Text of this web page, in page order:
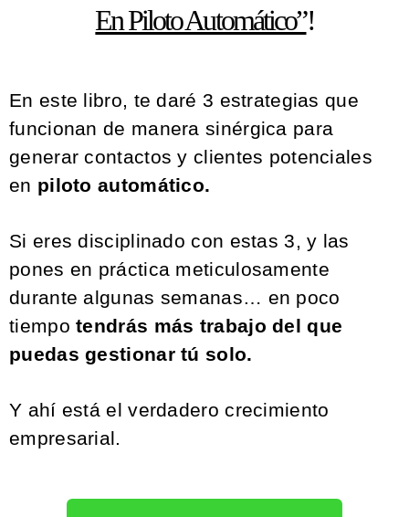
En Piloto Automático”!
En este libro, te daré 3 estrategias que
funcionan de manera sinérgica para
generar contactos y clientes potenciales
en piloto automático.
Si eres disciplinado con estas 3, y las
pones en práctica meticulosamente
durante algunas semanas… en poco
tiempotendrás más trabajo del que
puedas gestionar tú solo.
Y ahí está el verdadero crecimiento
empresarial.